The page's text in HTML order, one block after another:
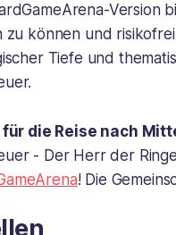
zu können und
Tiefe und
für die Reise nach
- Der Herr der
! Die